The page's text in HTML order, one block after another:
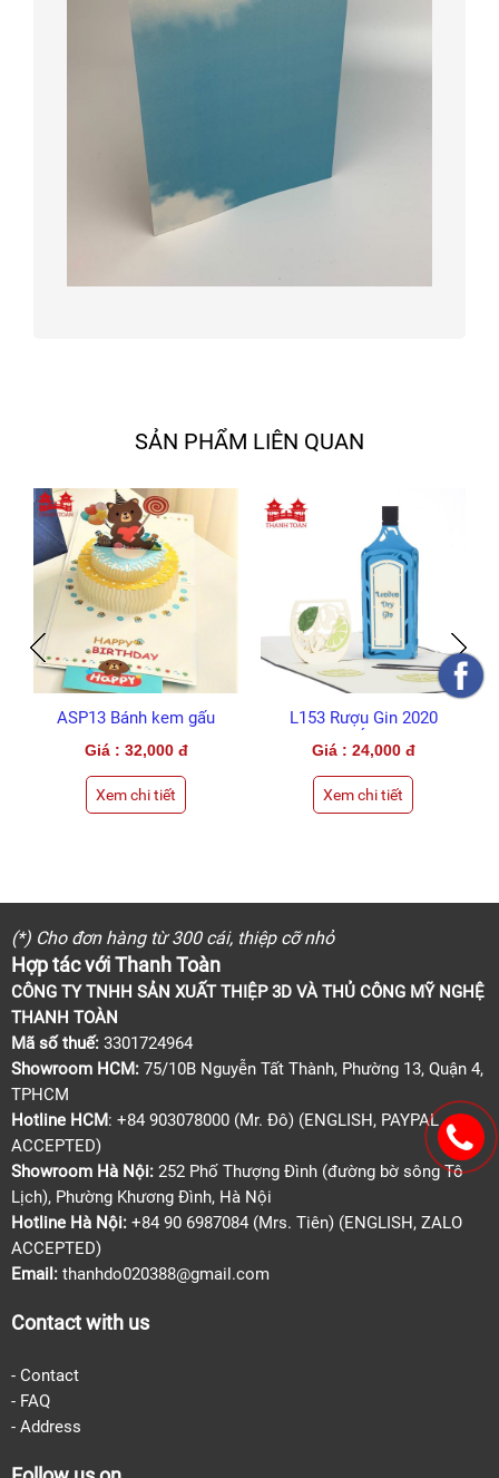
SẢN PHẨM LIÊN QUAN
ASP13 Bánh kem gấu
Giá : 32,000 đ
Xem chi tiết
L153 Rượu Gin 2020
Giá : 24,000 đ
Xem chi tiết
(*) Cho đơn hàng từ 300 cái, thiệp cỡ nhỏ
Hợp tác với Thanh Toàn
CÔNG TY TNHH SẢN XUẤT THIỆP 3D VÀ THỦ CÔNG MỸ NGHỆ
THANH TOÀN
Mã số thuế: 3301724964
Showroom HCM: 75/10B Nguyễn Tất Thành, Phường 13, Quận 4,
TPHCM
Hotline HCM: +84 903078000 (Mr. Đô) (ENGLISH, PAYPAL
ACCEPTED)
Showroom Hà Nội: 252 Phố Thượng Đình (đường bờ sông Tô
Lịch), Phường Khương Đình, Hà Nội
Hotline Hà Nội: +84 90 6987084 (Mrs. Tiên) (ENGLISH, ZALO
ACCEPTED)
Email: thanhdo020388@gmail.com
Contact with us
- Contact
- FAQ
- Address